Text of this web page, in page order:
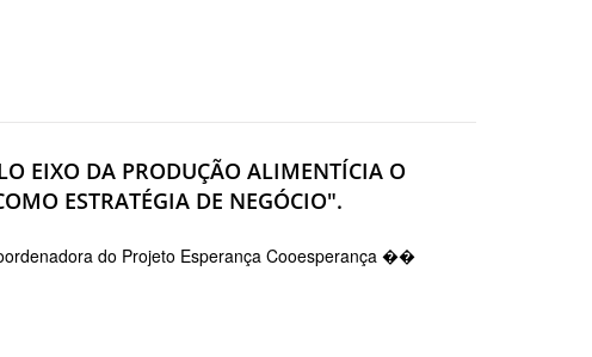
EIXO DA PRODUÇÃO ALIMENTÍCIA O
ESTRATÉGIA DE NEGÓCIO".
do Projeto Esperança Cooesperança ��